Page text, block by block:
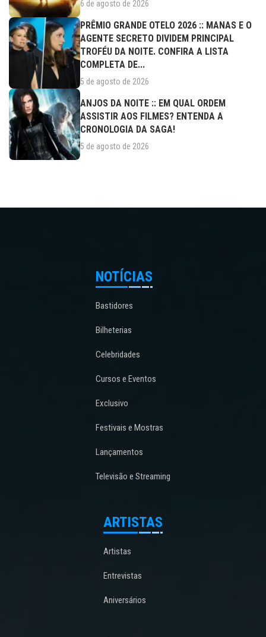
6 de agosto de 2026
PRÊMIO GRANDE OTELO 2026 :: MANAS E O
AGENTE SECRETO DIVIDEM PRINCIPAL
TROFÉU DA NOITE. CONFIRA A LISTA
COMPLETA DE...
5 de agosto de 2026
ANJOS DA NOITE :: EM QUAL ORDEM
ASSISTIR AOS FILMES? ENTENDA A
CRONOLOGIA DA SAGA!
5 de agosto de 2026
NOTÍCIAS
Bastidores
Bilheterias
Celebridades
Cursos e Eventos
Exclusivo
Festivais e Mostras
Lançamentos
Televisão e Streaming
ARTISTAS
Artistas
Entrevistas
Aniversários